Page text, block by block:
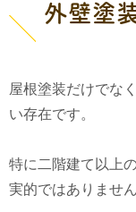
外壁塗
屋根塗装だけでな
い存在です。
特に二階建て以上
実的ではありません